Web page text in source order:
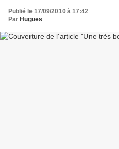
Publié le 17/09/2010 à 17:42
Par Hugues